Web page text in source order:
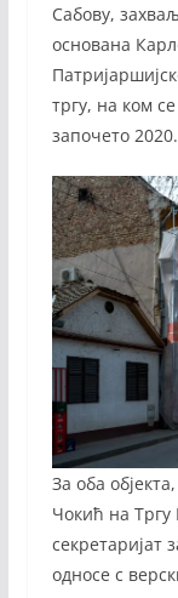
Сабову,
основана
тргу, на ком
започето
За оба
Чокић на Тргу
секретаријат
односе с